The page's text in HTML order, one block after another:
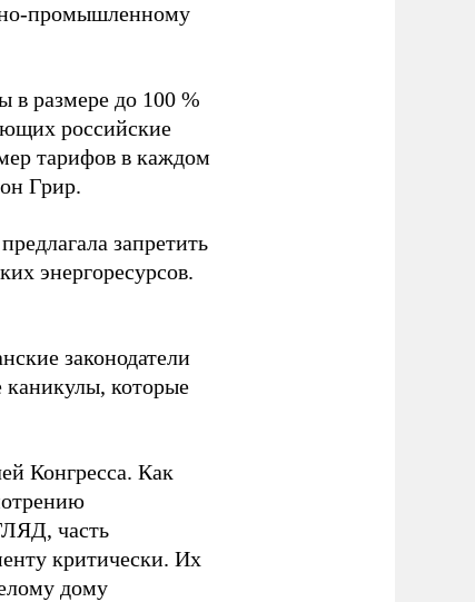
промышленному
в размере до 100 %
российские
тарифов в каждом
Грир.
запретить
энергоресурсов.
законодатели
которые
Конгресса. Как
часть
критически. Их
дому